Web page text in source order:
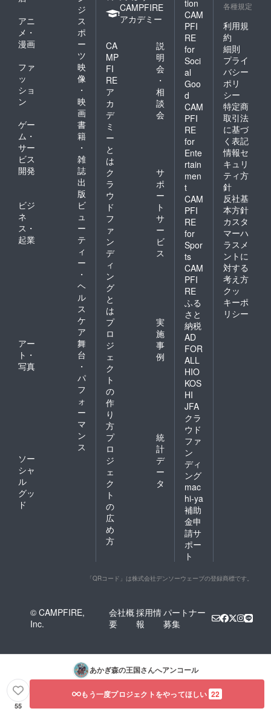
ジ
アニ
メ・
漫画
ス
ポ
ー
ツ
ファ
ッ
ショ
ン
映
像
・
映
画
ゲー
ム・
サー
ビス
開発
書
籍
・
雑
誌
出
版
ビジ
ネ
ス・
起業
ビ
ュ
ー
テ
ィ
ー
・
ヘ
ル
ス
ケ
ア
アー
ト・
写真
舞
台
・
パ
フ
ォ
ー
マ
ン
ス
ソー
シャ
ル
グッ
ド
CAMPFIRE
アカデミー
CA
MP
FI
RE
ア
カ
デ
ミ
ー
と
は
説
明
会
・
相
談
会
ク
ラ
ウ
ド
フ
ァ
ン
デ
ィ
ン
グ
と
は
サ
ポ
ー
ト
サ
ー
ビ
ス
プ
ロ
ジ
ェ
ク
ト
の
作
り
方
実
施
事
例
プ
ロ
ジ
ェ
ク
ト
の
広
め
方
統
計
デ
ー
タ
tion
CAM
PFI
RE
for
Soci
al
Goo
d
CAM
PFI
RE
for
Ente
rtain
men
t
CAM
PFI
RE
for
Spor
ts
CAM
PFI
RE
ふる
さと
納税
AD
FOR
ALL
HIO
KOS
HI
JFA
クラ
ウド
ファ
ン
ディ
ング
mac
hi-ya
補助
金申
請サ
ポー
ト
各種規定
利用規
約
細則
プライ
バシー
ポリ
シー
特定商
取引法
に基づ
く表記
情報セ
キュリ
ティ方
針
反社基
本方針
カスタ
マーハ
ラスメ
ントに
対する
考え方
クッ
キーポ
リシー
「QRコード」は株式会社デンソーウェーブの登録商標です。
© CAMPFIRE,
Inc.
会社概
要
採用情
報
パートナー
募集
あかぎ森の王国さんへアンコール
55
もう一度プロジェクトをやってほしい 22